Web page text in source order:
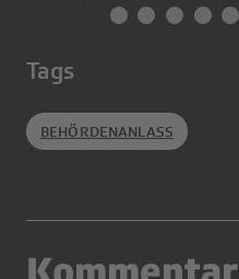
Tags
BEHÖRDENANLASS